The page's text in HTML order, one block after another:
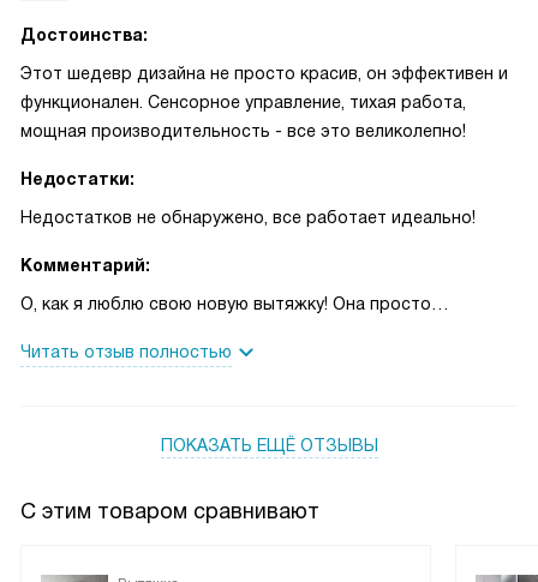
Достоинства:
Этот шедевр дизайна не просто красив, он эффективен и
функционален. Сенсорное управление, тихая работа,
мощная производительность - все это великолепно!
Недостатки:
Недостатков не обнаружено, все работает идеально!
Комментарий:
О, как я люблю свою новую вытяжку! Она просто
который добавляет стиля нашей кухне. И ее белый цвет
работает настолько тихо, что иногда даже не замечаю,
очень люблю тишину, особенно когда готовлю.
Читать отзыв полностью
ПОКАЗАТЬ ЕЩЁ ОТЗЫВЫ
С этим товаром сравнивают